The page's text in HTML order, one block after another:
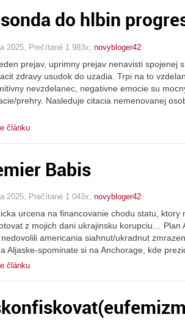
do hlbin
2025, Prečítané 1 983x, novybloger42
prejav, uprimny prejav nenavisti spojenej
zdravy usudok do uzadia. Trpi na to
nevzdelanec, negativne emocie su
prehry. Nasleduje citacia nemenovanej
článku
Babis
2025, Prečítané 1 043x, novybloger42
urcena na financovanie chodu statu,
z mojich dani ukrajinsku korupciu… Plan
americania siahnut/ukradnut
Aljaske-spominate si na Anchorage, kde
článku